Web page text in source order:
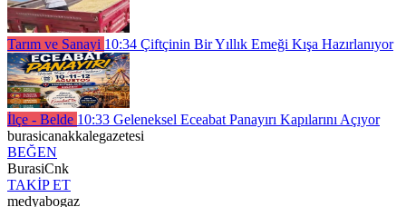
Tarım ve Sanayi 10:34 Çiftçinin Bir Yıllık Emeği Kışa Hazırlanıyor
İlçe - Belde 10:33 Geleneksel Eceabat Panayırı Kapılarını Açıyor
burasicanakkalegazetesi
BEĞEN
BurasiCnk
TAKİP ET
medyabogaz